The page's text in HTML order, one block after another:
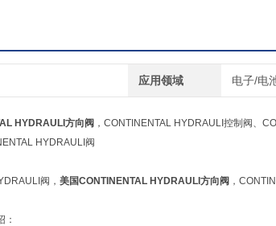
应用领域 电子/电
HYDRAULI方向阀 ，CONTINENTAL HYDRAULI控制阀、
HYDRAULI阀
阀， 美国CONTINENTAL HYDRAULI方向阀 ，
：